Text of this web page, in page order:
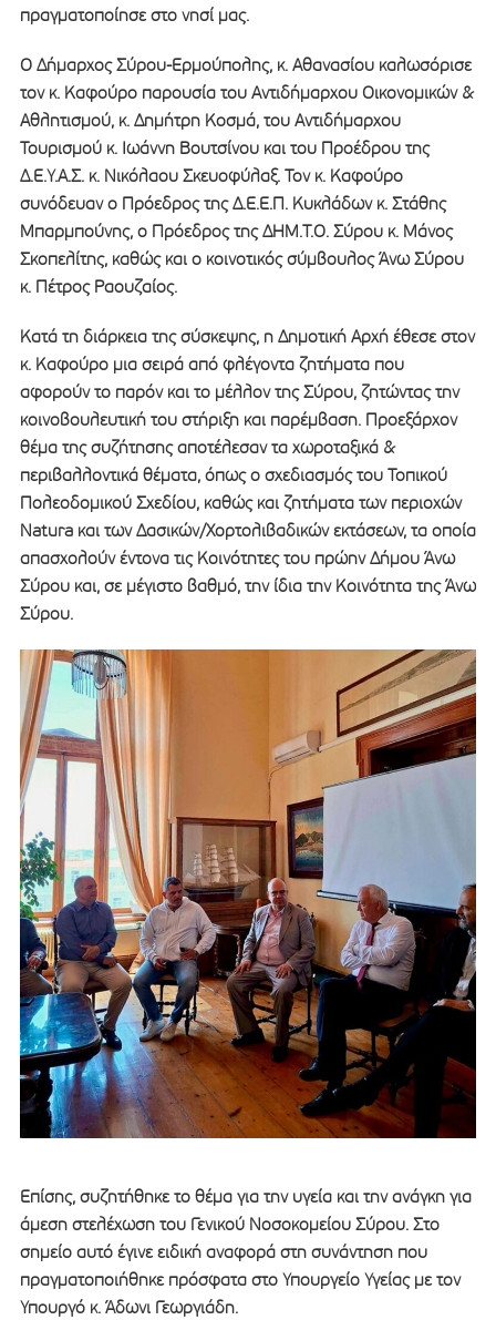
πραγματοποίησε στο νησί μας.
Ο Δήμαρχος Σύρου-Ερμούπολης, κ. Αθανασίου καλωσόρισε
τον κ. Καφούρο παρουσία του Αντιδήμαρχου Οικονομικών &
Αθλητισμού, κ. Δημήτρη Κοσμά, του Αντιδήμαρχου
Τουρισμού κ. Ιωάννη Βουτσίνου και του Προέδρου της
Δ.Ε.Υ.Α.Σ. κ. Νικόλαου Σκευοφύλαξ. Τον κ. Καφούρο
συνόδευαν ο Πρόεδρος της Δ.Ε.Ε.Π. Κυκλάδων κ. Στάθης
Μπαρμπούνης, ο Πρόεδρος της ΔΗΜ.Τ.Ο. Σύρου κ. Μάνος
Σκοπελίτης, καθώς και ο κοινοτικός σύμβουλος Άνω Σύρου
κ. Πέτρος Ραουζαίος.
Κατά τη διάρκεια της σύσκεψης, η Δημοτική Αρχή έθεσε στον
κ. Καφούρο μια σειρά από φλέγοντα ζητήματα που
αφορούν το παρόν και το μέλλον της Σύρου, ζητώντας την
κοινοβουλευτική του στήριξη και παρέμβαση. Προεξάρχον
θέμα της συζήτησης αποτέλεσαν τα χωροταξικά &
περιβαλλοντικά θέματα, όπως ο σχεδιασμός του Τοπικού
Πολεοδομικού Σχεδίου, καθώς και ζητήματα των περιοχών
Natura και των Δασικών/Χορτολιβαδικών εκτάσεων, τα οποία
απασχολούν έντονα τις Κοινότητες του πρώην Δήμου Άνω
Σύρου και, σε μέγιστο βαθμό, την ίδια την Κοινότητα της Άνω
Σύρου.
Επίσης, συζητήθηκε το θέμα για την υγεία και την ανάγκη για
άμεση στελέχωση του Γενικού Νοσοκομείου Σύρου. Στο
σημείο αυτό έγινε ειδική αναφορά στη συνάντηση που
πραγματοποιήθηκε πρόσφατα στο Υπουργείο Υγείας με τον
Υπουργό κ. Άδωνι Γεωργιάδη.